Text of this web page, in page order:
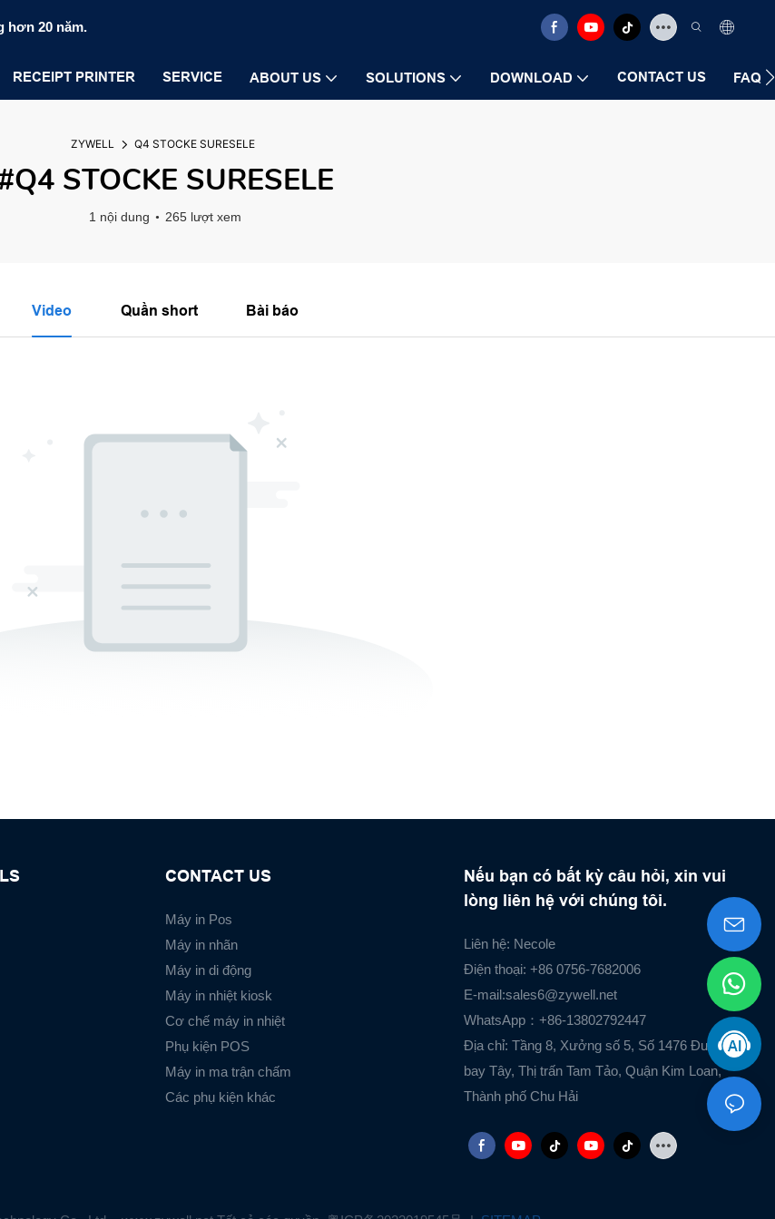
hơn 20 năm.
RECEIPT PRINTER SERVICE ABOUT US SOLUTIONS DOWNLOAD CONTACT US FAQ
ZYWELL Q4 STOCKE SURESELE
STOCKE SURESELE
1 nội dung 265 lượt xem
Video Quần short Bài báo
CONTACT US
Máy in Pos
Máy in nhãn
Máy in di động
Máy in nhiệt kiosk
Cơ chế máy in nhiệt
Phụ kiện POS
Máy in ma trận chấm
Các phụ kiện khác
Nếu bạn có bất kỳ câu hỏi, xin vui
lòng liên hệ với chúng tôi.
Liên hệ: Necole
Điện thoại: +86 0756-7682006
E-mail:sales6@zywell.net
WhatsApp：+86-13802792447
Địa chỉ: Tầng 8, Xưởng số 5, Số 1476 Đường Sân
bay Tây, Thị trấn Tam Tảo, Quận Kim Loan,
Thành phố Chu Hải